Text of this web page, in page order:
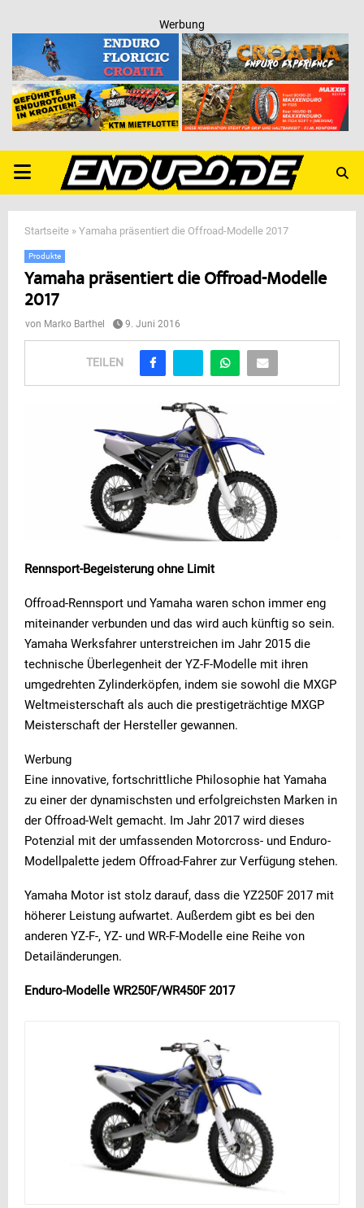
Werbung
PRIMARY
MENU
Startseite » Yamaha präsentiert die Offroad-Modelle 2017
Produkte
Yamaha präsentiert die Offroad-Modelle
2017
von Marko Barthel 9. Juni 2016
TEILEN
Rennsport-Begeisterung ohne Limit
Offroad-Rennsport und Yamaha waren schon immer eng
miteinander verbunden und das wird auch künftig so sein.
Yamaha Werksfahrer unterstreichen im Jahr 2015 die
technische Überlegenheit der YZ-F-Modelle mit ihren
umgedrehten Zylinderköpfen, indem sie sowohl die MXGP
Weltmeisterschaft als auch die prestigeträchtige MXGP
Meisterschaft der Hersteller gewannen.
Werbung
Eine innovative, fortschrittliche Philosophie hat Yamaha
zu einer der dynamischsten und erfolgreichsten Marken in
der Offroad-Welt gemacht. Im Jahr 2017 wird dieses
Potenzial mit der umfassenden Motorcross- und Enduro-
Modellpalette jedem Offroad-Fahrer zur Verfügung stehen.
Yamaha Motor ist stolz darauf, dass die YZ250F 2017 mit
höherer Leistung aufwartet. Außerdem gibt es bei den
anderen YZ-F-, YZ- und WR-F-Modelle eine Reihe von
Detailänderungen.
Enduro-Modelle WR250F/WR450F 2017